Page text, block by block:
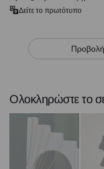
Δείτε το πρωτότυπο
Ολοκληρώστε το